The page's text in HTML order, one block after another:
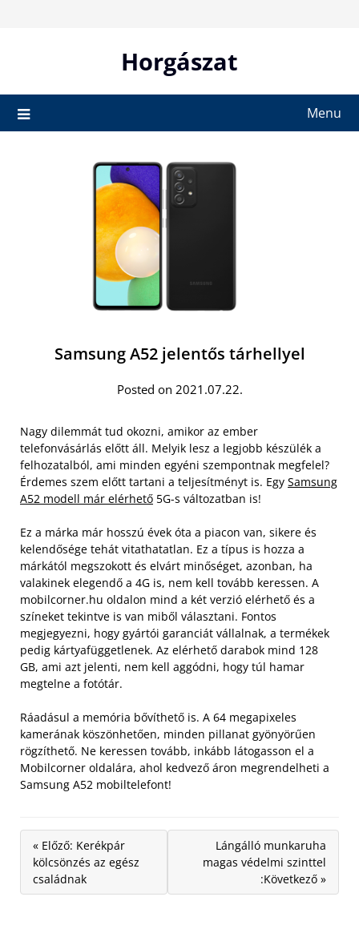
Horgászat
Menu
Samsung A52 jelentős tárhellyel
Posted on 2021.07.22.
Nagy dilemmát tud okozni, amikor az ember
telefonvásárlás előtt áll. Melyik lesz a legjobb készülék a
felhozatalból, ami minden egyéni szempontnak megfelel?
Érdemes szem előtt tartani a teljesítményt is. Egy Samsung
A52 modell már elérhető 5G-s változatban is!
Ez a márka már hosszú évek óta a piacon van, sikere és
kelendősége tehát vitathatatlan. Ez a típus is hozza a
márkától megszokott és elvárt minőséget, azonban, ha
valakinek elegendő a 4G is, nem kell tovább keressen. A
mobilcorner.hu oldalon mind a két verzió elérhető és a
színeket tekintve is van miből választani. Fontos
megjegyezni, hogy gyártói garanciát vállalnak, a termékek
pedig kártyafüggetlenek. Az elérhető darabok mind 128
GB, ami azt jelenti, nem kell aggódni, hogy túl hamar
megtelne a fotótár.
Ráadásul a memória bővíthető is. A 64 megapixeles
kamerának köszönhetően, minden pillanat gyönyörűen
rögzíthető. Ne keressen tovább, inkább látogasson el a
Mobilcorner oldalára, ahol kedvező áron megrendelheti a
Samsung A52 mobiltelefont!
« Előző: Kerékpár
kölcsönzés az egész
családnak
Lángálló munkaruha
magas védelmi szinttel
:Következő »